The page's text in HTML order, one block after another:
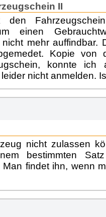
II
den
einen
mehr auffindbar.
Kopie von
konnte ich
nicht anmelden.
nicht zulassen
bestimmten
findet ihn, wenn